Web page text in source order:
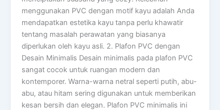
menggunakan PVC dengan motif kayu adalah Anda
mendapatkan estetika kayu tanpa perlu khawatir
tentang masalah perawatan yang biasanya
diperlukan oleh kayu asli. 2. Plafon PVC dengan
Desain Minimalis Desain minimalis pada plafon PVC
sangat cocok untuk ruangan modern dan
kontemporer. Warna-warna netral seperti putih, abu-
abu, atau hitam sering digunakan untuk memberikan
kesan bersih dan elegan. Plafon PVC minimalis ini